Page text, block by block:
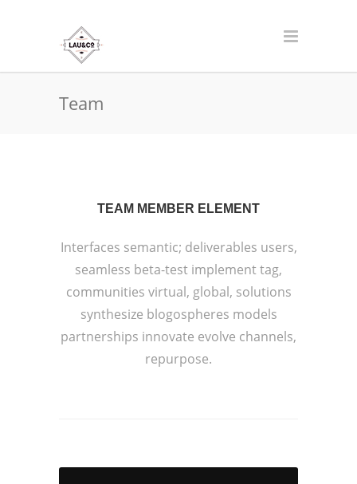
Team
TEAM MEMBER ELEMENT
Interfaces semantic; deliverables users,
seamless beta-test implement tag,
communities virtual, global, solutions
synthesize blogospheres models
partnerships innovate evolve channels,
repurpose.